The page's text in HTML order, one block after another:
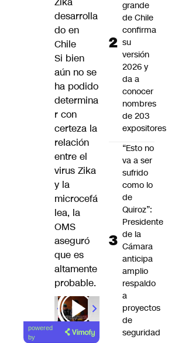
desarrolla
do en
Chile
Si bien
aún no se
ha podido
determina
r con
certeza la
relación
entre el
virus Zika
y la
microcefá
lea, la
OMS
aseguró
que es
altamente
probable.
powered
by
grande
de Chile
confirma
su
versión
2026 y
da a
conocer
nombres
de 203
expositores
“Esto no
va a ser
sufrido
como lo
de
Quiroz”:
Presidente
de la
Cámara
anticipa
amplio
respaldo
a
proyectos
de
seguridad